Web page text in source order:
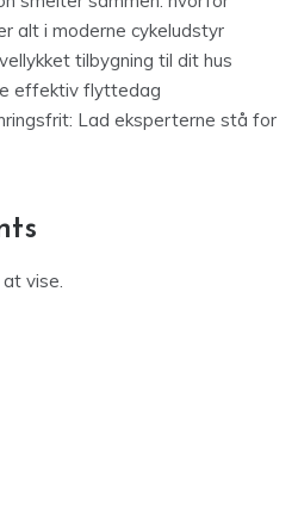
alt i moderne cykeludstyr
tilbygning til dit hus
effektiv flyttedag
Lad eksperterne stå for
vise.